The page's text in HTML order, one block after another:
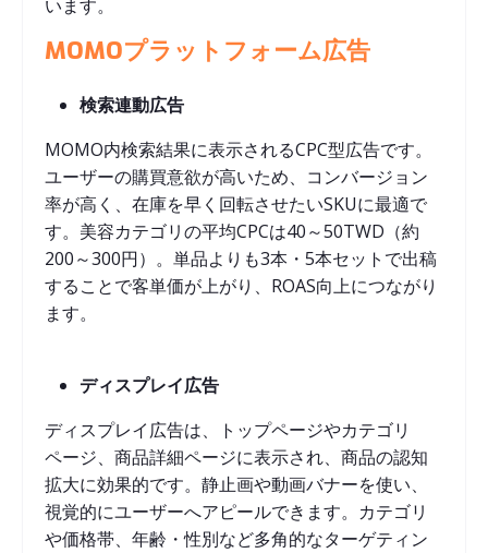
います。
MOMOプラットフォーム広告
検索連動広告
MOMO内検索結果に表示されるCPC型広告です。
ユーザーの購買意欲が高いため、コンバージョン
率が高く、在庫を早く回転させたいSKUに最適で
す。美容カテゴリの平均CPCは40～50TWD（約
200～300円）。単品よりも3本・5本セットで出稿
することで客単価が上がり、ROAS向上につながり
ます。
ディスプレイ広告
ディスプレイ広告は、トップページやカテゴリ
ページ、商品詳細ページに表示され、商品の認知
拡大に効果的です。静止画や動画バナーを使い、
視覚的にユーザーへアピールできます。カテゴリ
や価格帯、年齢・性別など多角的なターゲティン